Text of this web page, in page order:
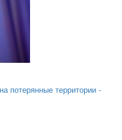
потерянные территории -